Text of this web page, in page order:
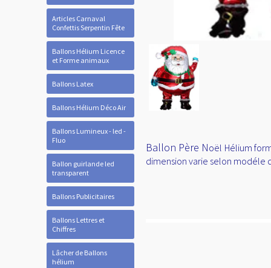
Articles Carnaval
Confettis Serpentin Fête
Ballons Hélium Licence
et Forme animaux
Ballons Latex
Ballons Hélium Déco Air
Ballons Lumineux - led -
Fluo
Ballon guirlande led
transparent
Ballons Publicitaires
Ballons Lettres et
Chiffres
Lâcher de Ballons
hélium
Ballon Père Noël Hélium
dimension varie selon modéle